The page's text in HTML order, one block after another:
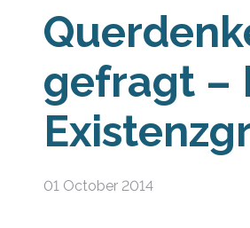
gefragt –
01 October 2014